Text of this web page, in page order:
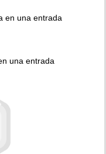
en una entrada
una entrada